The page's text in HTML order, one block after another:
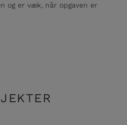
og er væk, når opgaven er